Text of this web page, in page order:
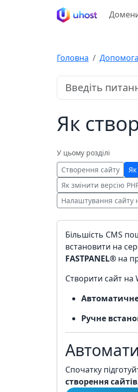
Головна Допомога
Як
У цьому розділі
Створення сайту
Як
Як змінити версію
Налаштування сайту
Більшість CMS
встановити на
FASTPANEL® на
Створити сайт
Ручне
Спочатку
створення сайтів